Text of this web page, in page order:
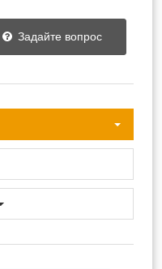
Задайте вопрос